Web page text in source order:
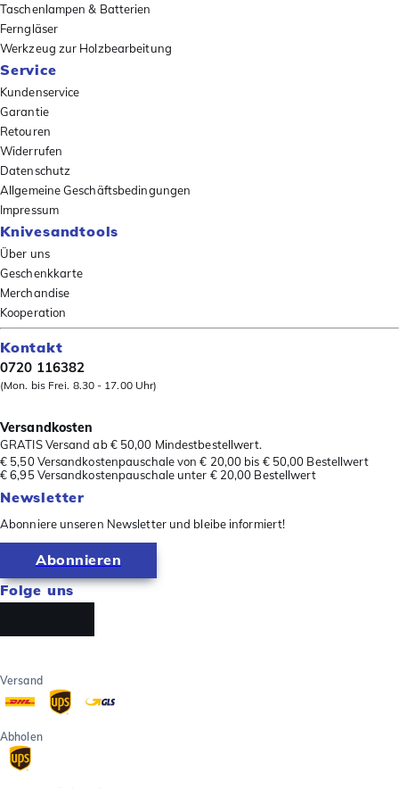
Taschenlampen & Batterien
Ferngläser
Werkzeug zur Holzbearbeitung
Service
Kundenservice
Garantie
Retouren
Widerrufen
Datenschutz
Allgemeine Geschäftsbedingungen
Impressum
Knivesandtools
Über uns
Geschenkkarte
Merchandise
Kooperation
Kontakt
0720 116382
(Mon. bis Frei. 8.30 - 17.00 Uhr)
Versandkosten
GRATIS Versand ab € 50,00 Mindestbestellwert.
€ 5,50 Versandkostenpauschale von € 20,00 bis € 50,00 Bestellwert
€ 6,95 Versandkostenpauschale unter € 20,00 Bestellwert
Newsletter
Abonniere unseren Newsletter und bleibe informiert!
Abonnieren
Folge uns
Versand
Abholen